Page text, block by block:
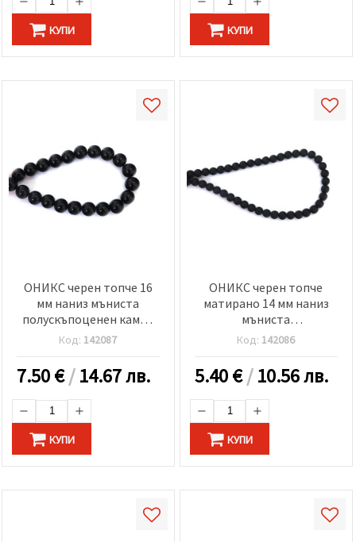
КУПИ КУПИ
ОНИКС черен топче 16
мм наниз мъниста
полускъпоценен камък
~25 броя
Код: 142087
7.50€/14.67 лв.
КУПИ
ОНИКС черен топче
матирано 14 мм наниз
мъниста
полускъпоценен камък
±28 броя
Код: 142086
5.40€/10.56 лв.
КУПИ